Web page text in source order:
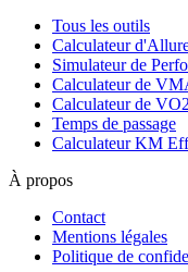
Tous les outils
Calculateur
Simulateur de
Calculateur de
Calculateur de
Temps de passage
Calculateur KM
À propos
Contact
Mentions légales
Politique de